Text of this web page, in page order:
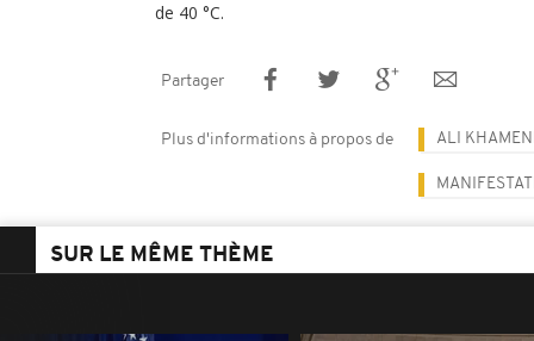
de 40 °C.
Partager
Plus d'informations à propos de ALI
SUR LE MÊME THÈME